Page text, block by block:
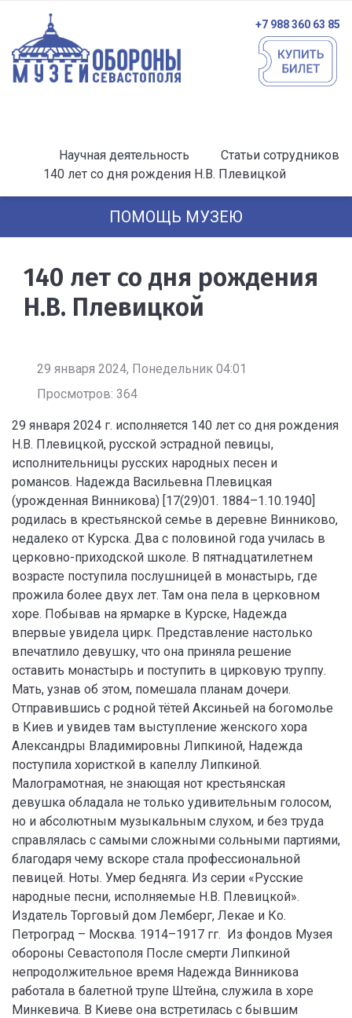
+7 988 360 63 85
Научная деятельность
Статьи сотрудников
140 лет со дня рождения Н.В. Плевицкой
ПОМОЩЬ МУЗЕЮ
140 лет со дня рождения
Н.В. Плевицкой
29 января 2024, Понедельник 04:01
Просмотров: 364
29 января 2024 г. исполняется 140 лет со дня рождения
Н.В. Плевицкой, русской эстрадной певицы,
исполнительницы русских народных песен и
романсов. Надежда Васильевна Плевицкая
(урожденная Винникова) [17(29)01. 1884–1.10.1940]
родилась в крестьянской семье в деревне Винниково,
недалеко от Курска. Два с половиной года училась в
церковно-приходской школе. В пятнадцатилетнем
возрасте поступила послушницей в монастырь, где
прожила более двух лет. Там она пела в церковном
хоре. Побывав на ярмарке в Курске, Надежда
впервые увидела цирк. Представление настолько
впечатлило девушку, что она приняла решение
оставить монастырь и поступить в цирковую труппу.
Мать, узнав об этом, помешала планам дочери.
Отправившись с родной тётей Аксиньей на богомолье
в Киев и увидев там выступление женского хора
Александры Владимировны Липкиной, Надежда
поступила хористкой в капеллу Липкиной.
Малограмотная, не знающая нот крестьянская
девушка обладала не только удивительным голосом,
но и абсолютным музыкальным слухом, и без труда
справлялась с самыми сложными сольными партиями,
благодаря чему вскоре стала профессиональной
певицей. Ноты. Умер бедняга. Из серии «Русские
народные песни, исполняемые Н.В. Плевицкой».
Издатель Торговый дом Лемберг, Лекае и Ко.
Петроград – Москва. 1914–1917 гг. Из фондов Музея
обороны Севастополя После смерти Липкиной
непродолжительное время Надежда Винникова
работала в балетной трупе Штейна, служила в хоре
Минкевича. В Киеве она встретилась с бывшим